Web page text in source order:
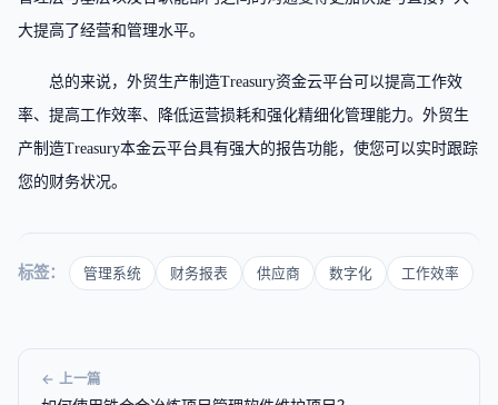
大提高了经营和管理水平。
总的来说，外贸生产制造Treasury资金云平台可以提高工作效
率、提高工作效率、降低运营损耗和强化精细化管理能力。外贸生
产制造Treasury本金云平台具有强大的报告功能，使您可以实时跟踪
您的财务状况。
标签： 管理系统 财务报表 供应商 数字化 工作效率
← 上一篇